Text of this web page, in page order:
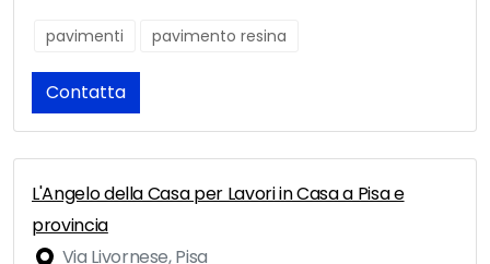
pavimenti pavimento resina
Contatta
L'Angelo della Casa per Lavori in Casa a Pisa e
provincia
Via Livornese, Pisa